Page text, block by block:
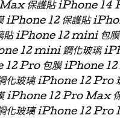
保護貼 iPhone 14
iPhone 12 保護貼
貼 iPhone 12 mini 包
12 mini 鋼化玻璃
12 Pro 包膜 iPhone 12
玻璃 iPhone 12 Pro
iPhone 12 Pro Max
化玻璃 iPhone 12 Pro